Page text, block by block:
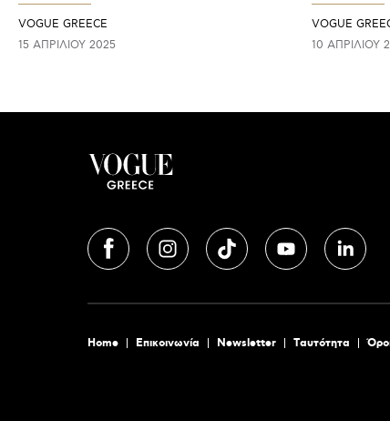
VOGUE GREECE
15 ΑΠΡΙΛΊΟΥ 2025
VOGUE
10 ΑΠΡΙΛΊΟΥ
Home Επικοινωνία Newsletter Tαυτότητα